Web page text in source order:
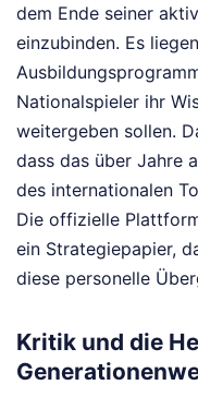
dem Ende seiner
einzubinden. Es
Nationalspieler ihr
weitergeben sollen.
dass das über Jahre
des internationalen
Die offizielle
ein Strategiepapier,
diese personelle
Kritik und die